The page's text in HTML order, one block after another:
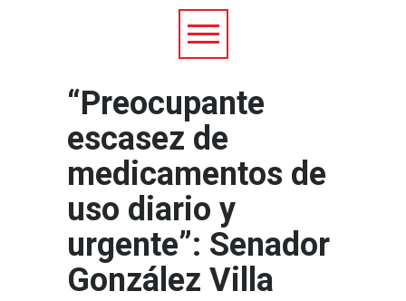
“Preocupante
escasez de
medicamentos de
uso diario y
urgente”: Senador
González Villa